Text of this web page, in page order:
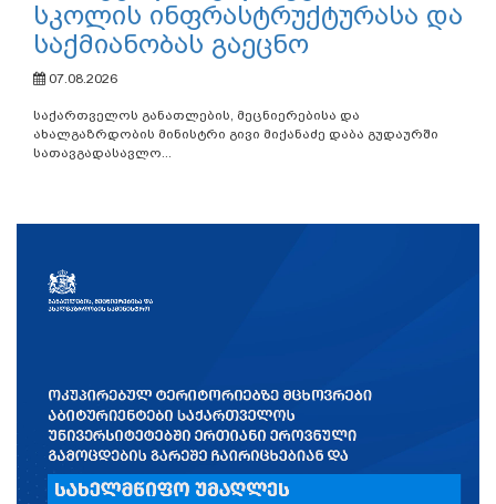
სკოლის ინფრასტრუქტურასა და
საქმიანობას გაეცნო
07.08.2026
საქართველოს განათლების, მეცნიერებისა და
ახალგაზრდობის მინისტრი გივი მიქანაძე დაბა გუდაურში
სათავგადასავლო...